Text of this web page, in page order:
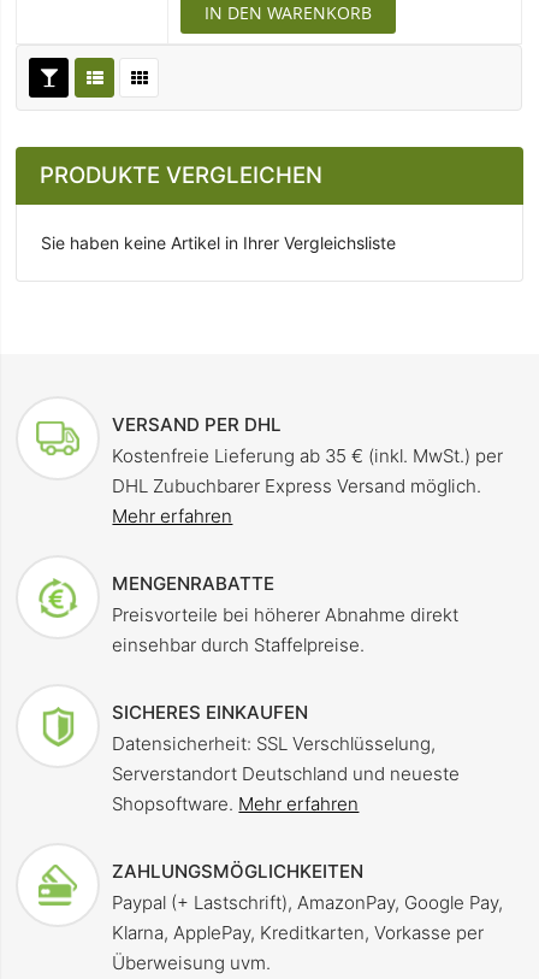
IN DEN WARENKORB
PRODUKTE VERGLEICHEN
Sie haben keine Artikel in Ihrer Vergleichsliste
VERSAND PER DHL
Kostenfreie Lieferung ab 35 € (inkl. MwSt.) per
DHL Zubuchbarer Express Versand möglich.
Mehr erfahren
MENGENRABATTE
Preisvorteile bei höherer Abnahme direkt
einsehbar durch Staffelpreise.
SICHERES EINKAUFEN
Datensicherheit: SSL Verschlüsselung,
Serverstandort Deutschland und neueste
Shopsoftware. Mehr erfahren
ZAHLUNGSMÖGLICHKEITEN
Paypal (+ Lastschrift), AmazonPay, Google Pay,
Klarna, ApplePay, Kreditkarten, Vorkasse per
Überweisung uvm.